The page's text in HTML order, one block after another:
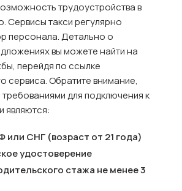
трудоустройства в
Сервисы такси регулярно
персонала. Детально о
вы можете найти на
перейдя по ссылке
сервиса. Обратите внимание,
для подключения к
являются:
или СНГ (возраст от 21 года)
удостоверение
стажа не менее 3